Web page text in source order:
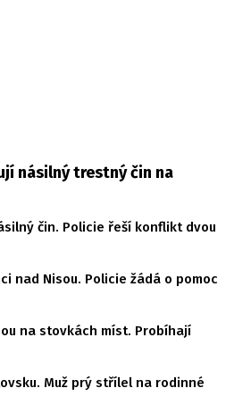
násilný trestný čin na
čin. Policie řeší konflikt dvou
nad Nisou. Policie žádá o pomoc
na stovkách míst. Probíhají
Muž prý střílel na rodinné